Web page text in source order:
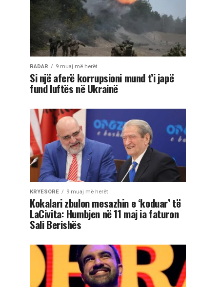
RADAR 9 muaj më herët
Si një aferë korrupsioni mund t’i japë
fund luftës në Ukrainë
KRYESORE 9 muaj më herët
Kokalari zbulon mesazhin e ‘koduar’ të
LaCivita: Humbjen në 11 maj ia faturon
Sali Berishës